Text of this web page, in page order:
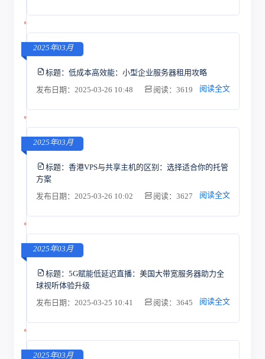
2025年03月
标题： 低成本高效能：小型企业服务器租用攻略
发布日期：2025-03-26 10:48
阅读：3619 阅读全文
2025年03月
标题： 香港VPS与共享主机的区别：选择适合你的托管
方案
发布日期：2025-03-26 10:02
阅读：3627 阅读全文
2025年03月
标题： 5G赋能低延迟直播：美国大带宽服务器助力全
球视听体验升级
发布日期：2025-03-25 10:41
阅读：3645 阅读全文
2025年03月